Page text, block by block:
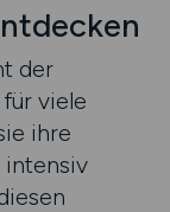
der
viele
ihre
intensiv